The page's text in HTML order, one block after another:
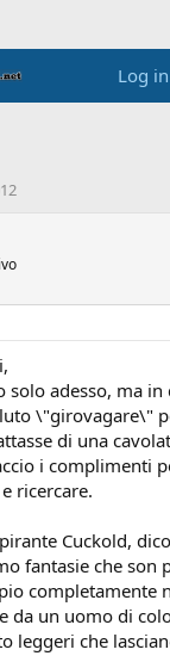
Log in
solo adesso, ma
\"girovagare\"
di una
i complimenti
ricercare.
Cuckold,
fantasie che son
completamente
da un uomo di
leggeri che